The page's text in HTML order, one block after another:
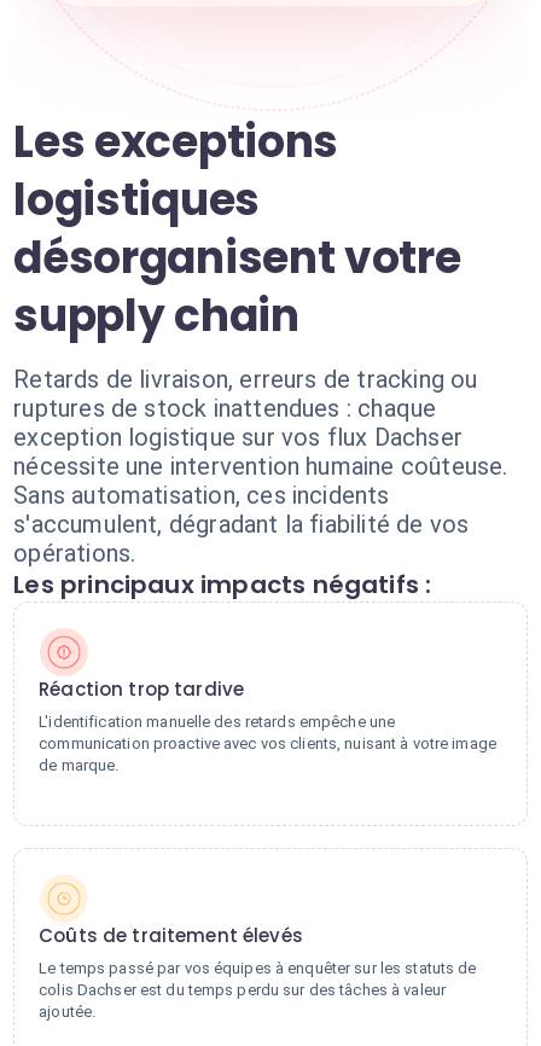
Les exceptions
logistiques
désorganisent votre
supply chain
Retards de livraison, erreurs de tracking ou
ruptures de stock inattendues : chaque
exception logistique sur vos flux Dachser
nécessite une intervention humaine coûteuse.
Sans automatisation, ces incidents
s'accumulent, dégradant la fiabilité de vos
opérations.
Les principaux impacts négatifs :
Réaction trop tardive
L'identification manuelle des retards empêche une
communication proactive avec vos clients, nuisant à votre image
de marque.
Coûts de traitement élevés
Le temps passé par vos équipes à enquêter sur les statuts de
colis Dachser est du temps perdu sur des tâches à valeur
ajoutée.